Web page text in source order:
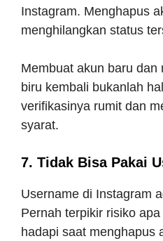
Instagram. Menghapus
menghilangkan status
Membuat akun baru dan
biru kembali bukanlah
verifikasinya rumit dan
syarat.
7. Tidak Bisa Pakai
Username di Instagram
Pernah terpikir risiko
hadapi saat menghapus